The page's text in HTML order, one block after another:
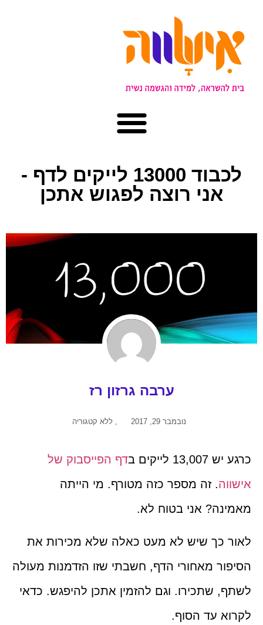
לכבוד 13000 לייקים לדף -
אני רוצה לפגוש אתכן
ערבה גרזון רז
נובמבר 29, 2017 ללא קטגוריה
כרגע יש 13,007 לייקים ב
דף הפייסבוק של
אישווה. זה מספר כזה מטורף. מי הייתה
מאמינה? אני בטוח לא.
לאור כך שיש לא מעט כאלה שלא מכירות את
הסיפור מאחורי הדף, חשבתי שזו הזדמנות מעולה
לשתף, שתכירו. וגם להזמין אתכן להיפגש. כדאי
לקרוא עד הסוף.